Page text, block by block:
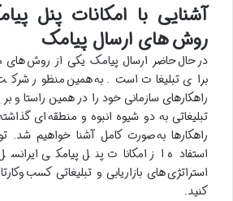
آشنایی با امکانات پنل
روش های ارسال پیامک
در حال حاضر ارسال پیامک یکی از روش های
برای تبلیغات است. به همین منظور
راهکارهای سازمانی خود را در همین راستا و
تبلیغاتی به دو شیوه انبوه و منطقه ای
راهکارها به صورت کامل آشنا خواهیم شد.
استفاده از امکانات پنل پیامکی
استراتژی های بازاریابی و تبلیغاتی کسب
کنید.